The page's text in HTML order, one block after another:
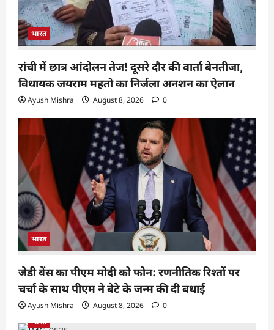
भारत
रांची में छात्र आंदोलन तेज! दूसरे दौर की वार्ता बेनतीजा,
विधायक जयराम महतो का निर्जला अनशन का ऐलान
Ayush Mishra August 8, 2026 0
भारत
जेडी वेंस का पीएम मोदी को फोन: रणनीतिक रिश्तों पर
चर्चा के साथ पीएम ने बेटे के जन्म की दी बधाई
Ayush Mishra August 8, 2026
0
भारत